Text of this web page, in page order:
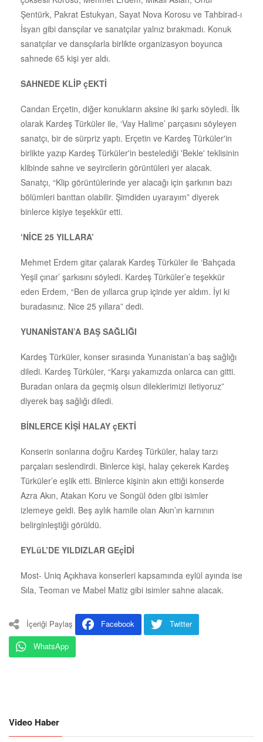
Şentürk, Pakrat Estukyan, Sayat Nova Korosu ve Tahbirad-ı
İsyan gibi dansçılar ve sanatçılar yalnız bırakmadı. Konuk
sanatçılar ve dansçılarla birlikte organizasyon boyunca
sahnede 65 kişi yer aldı.
SAHNEDE KLİP çEKTİ
Candan Erçetin, diğer konukların aksine iki şarkı söyledi. İlk
olarak Kardeş Türküler ile, ‘Vay Halime’ parçasını söyleyen
sanatçı, bir de sürpriz yaptı. Erçetin ve Kardeş Türküler'in
birlikte yazıp Kardeş Türküler'in bestelediği 'Bekle' teklisinin
klibinde sahne ve seyircilerin görüntüleri yer alacak.
Sanatçı, “Klip görüntülerinde yer alacağı için şarkının bazı
bölümleri banttan olabilir. Şimdiden uyarayım” diyerek
binlerce kişiye teşekkür etti.
‘NİCE 25 YILLARA’
Mehmet Erdem gitar çalarak Kardeş Türküler ile ‘Bahçada
Yeşil çınar’ şarkısını söyledi. Kardeş Türküler’e teşekkür
eden Erdem, “Ben de yıllarca grup içinde yer aldım. İyi ki
buradasınız. Nice 25 yıllara” dedi.
YUNANİSTAN’A BAŞ SAĞLIĞI
Kardeş Türküler, konser sırasında Yunanistan’a baş sağlığı
diledi. Kardeş Türküler, “Karşı yakamızda onlarca can gitti.
Buradan onlara da geçmiş olsun dileklerimizi iletiyoruz”
diyerek baş sağlığı diledi.
BİNLERCE KİŞİ HALAY çEKTİ
Konserin sonlarına doğru Kardeş Türküler, halay tarzı
parçaları seslendirdi. Binlerce kişi, halay çekerek Kardeş
Türküler’e eşlik etti. Binlerce kişinin akın ettiği konserde
Azra Akın, Atakan Koru ve Songül öden gibi isimler
izlemeye geldi. Beş aylık hamile olan Akın’ın karnının
belirginleştiği görüldü.
EYLüL’DE YILDIZLAR GEçİDİ
Most- Uniq Açıkhava konserleri kapsamında eylül ayında ise
Sıla, Teoman ve Mabel Matiz gibi isimler sahne alacak.
İçeriği Paylaş Facebook
Twitter
WhatsApp
Video Haber